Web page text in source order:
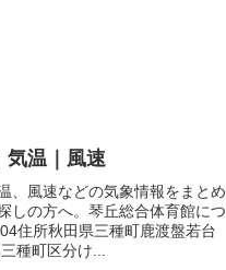
気温｜風速
、風速などの気象情報をまとめ
しの方へ。琴丘総合体育館につ
住所秋田県三種町鹿渡盤若台
種町区分け...